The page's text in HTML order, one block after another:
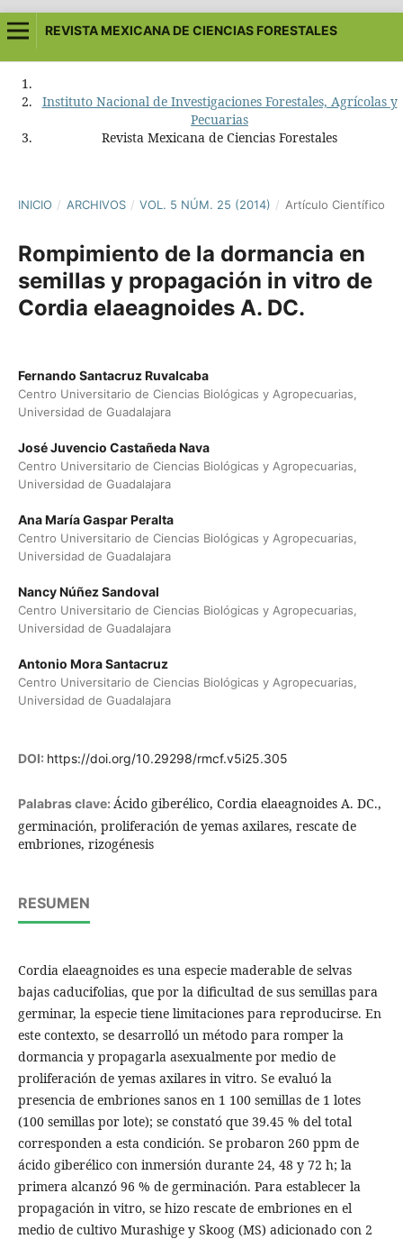
REVISTA MEXICANA DE CIENCIAS FORESTALES
Instituto Nacional de Investigaciones Forestales, Agrícolas y
Pecuarias
Revista Mexicana de Ciencias Forestales
INICIO / ARCHIVOS / VOL. 5 NÚM. 25 (2014) / Artículo Científico
Rompimiento de la dormancia en
semillas y propagación in vitro de
Cordia elaeagnoides A. DC.
Fernando Santacruz Ruvalcaba
Centro Universitario de Ciencias Biológicas y Agropecuarias,
Universidad de Guadalajara
José Juvencio Castañeda Nava
Centro Universitario de Ciencias Biológicas y Agropecuarias,
Universidad de Guadalajara
Ana María Gaspar Peralta
Centro Universitario de Ciencias Biológicas y Agropecuarias,
Universidad de Guadalajara
Nancy Núñez Sandoval
Centro Universitario de Ciencias Biológicas y Agropecuarias,
Universidad de Guadalajara
Antonio Mora Santacruz
Centro Universitario de Ciencias Biológicas y Agropecuarias,
Universidad de Guadalajara
DOI: https://doi.org/10.29298/rmcf.v5i25.305
Palabras clave: Ácido giberélico, Cordia elaeagnoides A. DC.,
germinación, proliferación de yemas axilares, rescate de
embriones, rizogénesis
RESUMEN
Cordia elaeagnoides es una especie maderable de selvas
bajas caducifolias, que por la dificultad de sus semillas para
germinar, la especie tiene limitaciones para reproducirse. En
este contexto, se desarrolló un método para romper la
dormancia y propagarla asexualmente por medio de
proliferación de yemas axilares in vitro. Se evaluó la
presencia de embriones sanos en 1 100 semillas de 1 lotes
(100 semillas por lote); se constató que 39.45 % del total
corresponden a esta condición. Se probaron 260 ppm de
ácido giberélico con inmersión durante 24, 48 y 72 h; la
primera alcanzó 96 % de germinación. Para establecer la
propagación in vitro, se hizo rescate de embriones en el
medio de cultivo Murashige y Skoog (MS) adicionado con 2